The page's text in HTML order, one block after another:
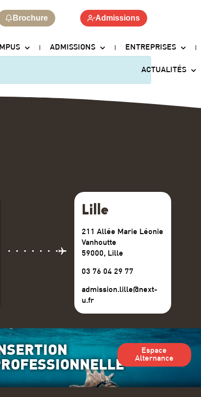
Brochure Admissions
ADMISSIONS ENTREPRISES
ACTUALITÉS
Lille
211 Allée Marie Léonie
Vanhoutte
59000, Lille
03 76 04 29 77
admission.lille@next-
u.fr
Espace
Alternance